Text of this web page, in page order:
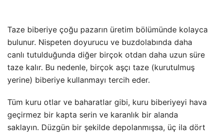
Taze biberiye çoğu pazarın üretim bölümünde kolayca
bulunur. Nispeten doyurucu ve buzdolabında daha
canlı tutulduğunda diğer birçok otdan daha uzun süre
taze kalır. Bu nedenle, birçok aşçı taze (kurutulmuş
yerine) biberiye kullanmayı tercih eder.
Tüm kuru otlar ve baharatlar gibi, kuru biberiyeyi hava
geçirmez bir kapta serin ve karanlık bir alanda
saklayın. Düzgün bir şekilde depolanmışsa, üç ila dört